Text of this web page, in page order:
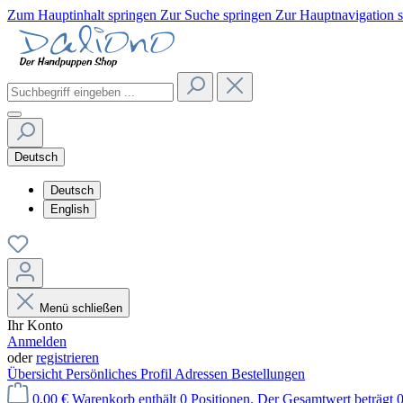
Zum Hauptinhalt springen Zur Suche springen Zur Hauptnavigation
Deutsch
Deutsch
English
Menü schließen
Ihr Konto
Anmelden
oderregistrieren
Übersicht Persönliches Profil Adressen Bestellungen
0,00 € Warenkorb enthält 0 Positionen. Der Gesamtwert beträgt